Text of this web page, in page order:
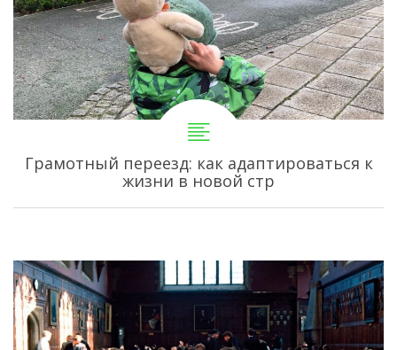
Грамотный переезд: как адаптироваться к
жизни в новой стр